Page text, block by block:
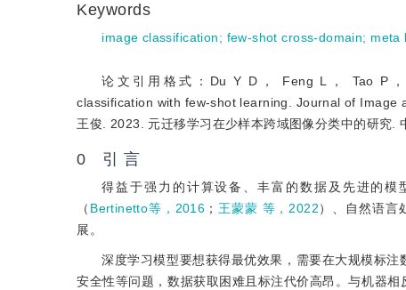
Keywords
image classification; few-shot cross-domain; meta
论文引用格式：Du Y D， Feng L， Tao P，
classification with few-shot learning. Journal of Image
王俊. 2023. 元迁移学习在少样本跨域图像分类中的研究.
0 引 言
得益于强力的计算设备、丰富的数据及先进的模
（ Bertinetto等，2016 ； 王蒙蒙 等，2022）、自然语言
展。
深度学习模型要想获得最优效果，需要在大规模标
安全性等问题，数据获取困难且标注代价高昂。与机器